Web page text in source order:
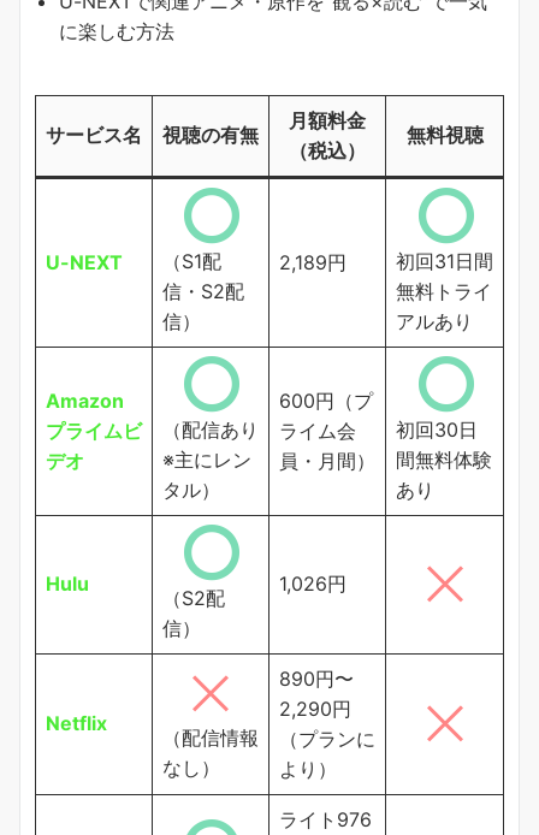
に楽しむ方法
サービス名 視聴の有無
月額料金
（税込）
無料視聴
U-NEXT
（S1配
信・S2配
信）
2,189円
初回31日間
無料トライ
アルあり
Amazon
プライムビ
デオ
（配信あり
※主にレン
タル）
600円（プ
ライム会
員・月間）
初回30日
間無料体験
あり
Hulu
（S2配
信）
1,026円
Netflix
（配信情報
なし）
890円〜
2,290円
（プランに
より）
ライト976